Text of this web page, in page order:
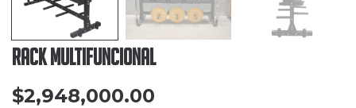
Rack Multifuncional
$2,948,000.00